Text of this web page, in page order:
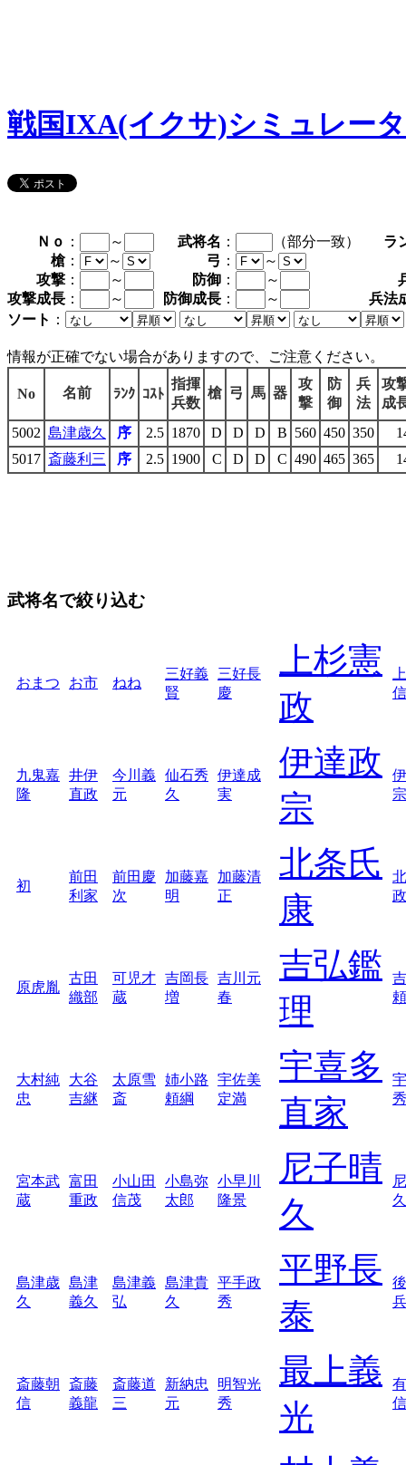
戦国IXA(イクサ)シミュレー
Ｎｏ ： ～ 武将名 ： （部分一致）
ラ
槍 ： ～ 弓 ：
～
攻撃 ： ～ 防御 ： ～
攻撃成長 ： ～ 防御成長 ： ～
兵法
ソート ：
情報が正確でない場合がありますので、ご注意ください。
No 名前 ﾗﾝｸ ｺｽﾄ
指揮
兵数
槍 弓 馬 器
攻
撃
防
御
兵
法
攻
成
5002 島津歳久 序 2.5 1870 D D D B 560 450 350
5017 斎藤利三 序 2.5 1900 C D D C 490 465 365
武将名で絞り込む
おまつ お市 ねね
三好義
賢
三好長
慶
上杉憲
政
信
九鬼嘉
隆
井伊
直政
今川義
元
仙石秀
久
伊達成
実
伊達政
宗
宗
初
前田
利家
前田慶
次
加藤嘉
明
加藤清
正
北条氏
康
政
原虎胤
古田
織部
可児才
蔵
吉岡長
増
吉川元
春
吉弘鑑
理
頼
大村純
忠
大谷
吉継
太原雪
斎
姉小路
頼綱
宇佐美
定満
宇喜多
直家
宮本武
蔵
富田
重政
小山田
信茂
小島弥
太郎
小早川
隆景
尼子晴
久
久
島津歳
久
島津
義久
島津義
弘
島津貴
久
平手政
秀
平野長
泰
斎藤朝
信
斎藤
義龍
斎藤道
三
新納忠
元
明智光
秀
最上義
光
信